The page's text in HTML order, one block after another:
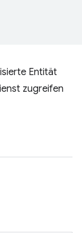
Entität
zugreifen